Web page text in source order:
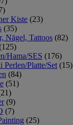
Kiste (23)
(35)
Nägel, Tattoos (82)
Hama/SES (176)
Perlen/Platte/Set (15)
(84)
(51)
(9)
(7)
(25)